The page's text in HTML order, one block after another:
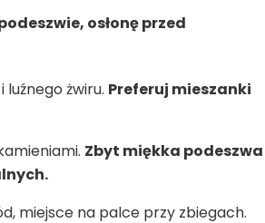
osłonę przed
żwiru. Preferuj mieszanki
Zbyt miękka podeszwa
miejsce na palce przy zbiegach.